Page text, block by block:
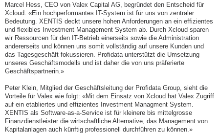
Marcel Hess, CEO von Valex Capital AG, begründet den Entscheid für
Xcloud: «Ein hochperformantes IT-System ist für uns von zentraler
Bedeutung. XENTIS deckt unsere hohen Anforderungen an ein effizientes
und flexibles Investment Management System ab. Durch Xcloud sparen
wir Ressourcen für den IT-Betrieb einerseits sowie die Administration
andererseits und können uns somit vollständig auf unsere Kunden und
das Tagesgeschäft fokussieren. Profidata unterstützt die Umsetzung
unseres Geschäftsmodells und ist daher die von uns präferierte
Geschäftspartnerin.»
Peter Klein, Mitglied der Geschäftsleitung der Profidata Group, sieht die
Vorteile für Valex wie folgt: «Mit dem Einsatz von Xcloud hat Valex Zugriff
auf ein etabliertes und effizientes Investment Managment System.
XENTIS als Software-as-a-Service ist für kleinere bis mittelgrosse
Finanzdienstleister die wirtschaftliche Alternative, das Management von
Kapitalanlagen auch künftig professionell durchführen zu können.»